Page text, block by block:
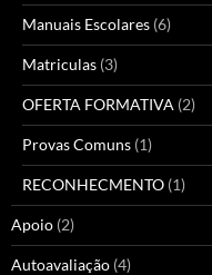
Manuais Escolares (6)
Matriculas (3)
OFERTA FORMATIVA (2)
Provas Comuns (1)
RECONHECMENTO (1)
Apoio (2)
Autoavaliação (4)